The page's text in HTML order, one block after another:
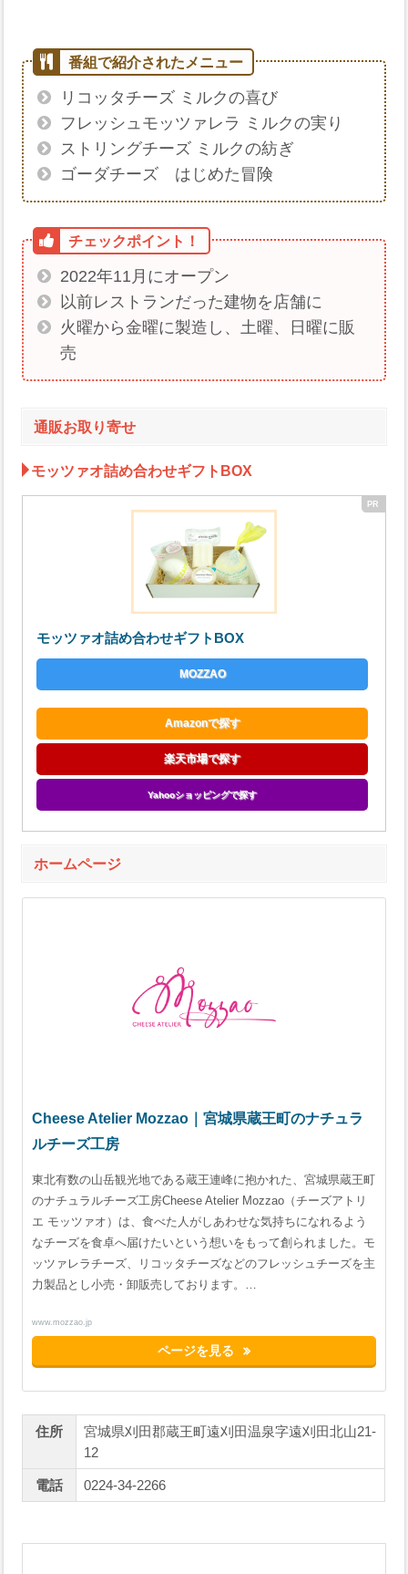
リコッタチーズ ミルクの喜び
フレッシュモッツァレラ ミルクの実り
ストリングチーズ ミルクの紡ぎ
ゴーダチーズ はじめた冒険
2022年11月にオープン
以前レストランだった建物を店舗に
火曜から金曜に製造し、土曜、日曜に販
売
通販お取り寄せ
モッツァオ詰め合わせギフトBOX
モッツァオ詰め合わせギフトBOX
MOZZAO
Amazonで探す
楽天市場で探す
Yahooショッピングで探す
ホームページ
Cheese Atelier Mozzao｜宮城県蔵王町のナチュラ
ルチーズ工房
東北有数の山岳観光地である蔵王連峰に抱かれた、宮城県蔵王町
のナチュラルチーズ工房Cheese Atelier Mozzao（チーズアトリ
エ モッツァオ）は、食べた人がしあわせな気持ちになれるよう
なチーズを食卓へ届けたいという想いをもって創られました。モ
ッツァレラチーズ、リコッタチーズなどのフレッシュチーズを主
力製品とし小売・卸販売しております。…
www.mozzao.jp
ページを見る
住所
宮城県刈田郡蔵王町遠刈田温泉字遠刈田北山21-
12
電話 0224-34-2266